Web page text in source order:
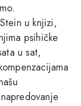
u knjizi,
psihičke
u sat,